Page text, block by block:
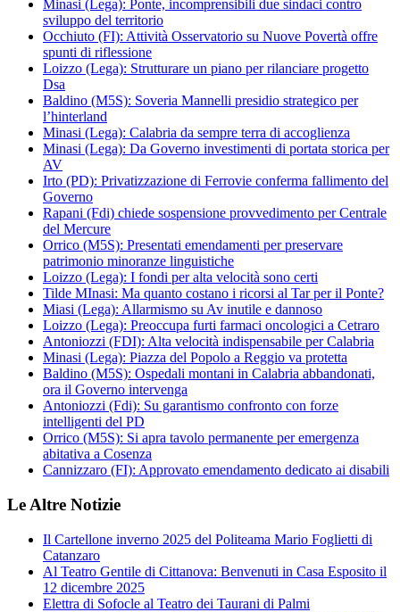
Minasi (Lega): Ponte, incomprensibili due sindaci contro
sviluppo del territorio
Occhiuto (FI): Attività Osservatorio su Nuove Povertà offre
spunti di riflessione
Loizzo (Lega): Strutturare un piano per rilanciare progetto
Dsa
Baldino (M5S): Soveria Mannelli presidio strategico per
l’hinterland
Minasi (Lega): Calabria da sempre terra di accoglienza
Minasi (Lega): Da Governo investimenti di portata storica per
AV
Irto (PD): Privatizzazione di Ferrovie conferma fallimento del
Governo
Rapani (Fdi) chiede sospensione provvedimento per Centrale
del Mercure
Orrico (M5S): Presentati emendamenti per preservare
patrimonio minoranze linguistiche
Loizzo (Lega): I fondi per alta velocità sono certi
Tilde MInasi: Ma quanto costano i ricorsi al Tar per il Ponte?
Miasi (Lega): Allarmismo su Av inutile e dannoso
Loizzo (Lega): Preoccupa furti farmaci oncologici a Cetraro
Antoniozzi (FDI): Alta velocità indispensabile per Calabria
Minasi (Lega): Piazza del Popolo a Reggio va protetta
Baldino (M5S): Ospedali montani in Calabria abbandonati,
ora il Governo intervenga
Antoniozzi (Fdi): Su garantismo confronto con forze
intelligenti del PD
Orrico (M5S): Si apra tavolo permanente per emergenza
abitativa a Cosenza
Cannizzaro (FI): Approvato emendamento dedicato ai disabili
Le Altre Notizie
Il Cartellone inverno 2025 del Politeama Mario Foglietti di
Catanzaro
Al Teatro Gentile di Cittanova: Benvenuti in Casa Esposito il
12 dicembre 2025
Elettra di Sofocle al Teatro dei Taurani di Palmi